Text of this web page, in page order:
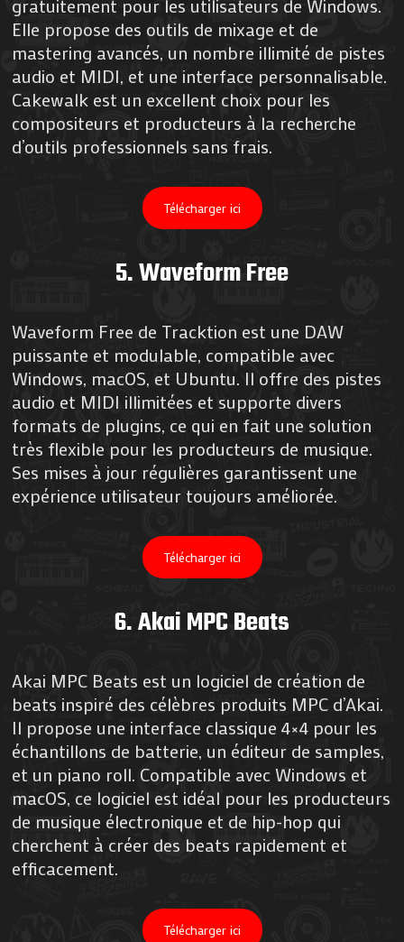
gratuitement pour les utilisateurs de Windows.
Elle propose des outils de mixage et de
mastering avancés, un nombre illimité de pistes
audio et MIDI, et une interface personnalisable.
Cakewalk est un excellent choix pour les
compositeurs et producteurs à la recherche
d’outils professionnels sans frais​​.
Télécharger ici
5.Waveform Free
Waveform Free de Tracktion est une DAW
puissante et modulable, compatible avec
Windows, macOS, et Ubuntu. Il offre des pistes
audio et MIDI illimitées et supporte divers
formats de plugins, ce qui en fait une solution
très flexible pour les producteurs de musique.
Ses mises à jour régulières garantissent une
expérience utilisateur toujours améliorée​.
Télécharger ici
6.Akai MPC Beats
Akai MPC Beats est un logiciel de création de
beats inspiré des célèbres produits MPC d’Akai.
Il propose une interface classique 4×4 pour les
échantillons de batterie, un éditeur de samples,
et un piano roll. Compatible avec Windows et
macOS, ce logiciel est idéal pour les producteurs
de musique électronique et de hip-hop qui
cherchent à créer des beats rapidement et
efficacement​.
Télécharger ici